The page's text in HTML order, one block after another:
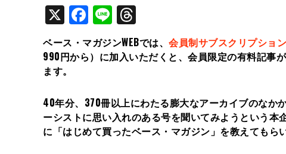
X Facebook
Line
ベース・マガジンWEBでは、 会員制サブスクリプショ
990円から）に加入いただくと、会員限定の有料記事
ます。
40年分、370冊以上にわたる膨大なアーカイブのなか
ーシストに思い入れのある号を聞いてみようという本
に「はじめて買ったベース・マガジン」を教えてもら